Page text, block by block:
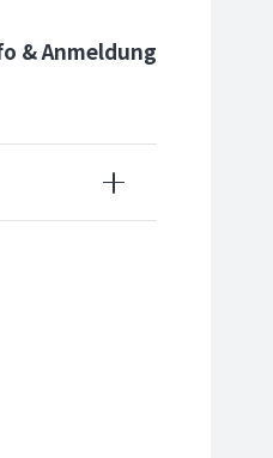
& Anmeldung